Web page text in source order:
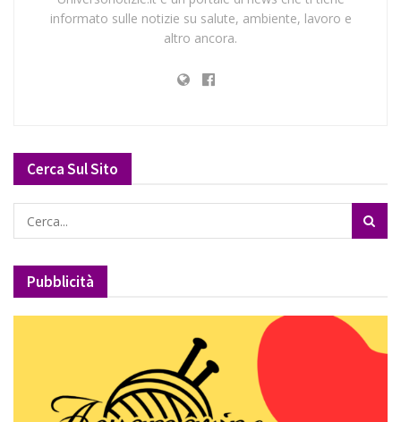
informato sulle notizie su salute, ambiente, lavoro e
altro ancora.
Cerca Sul Sito
Pubblicità